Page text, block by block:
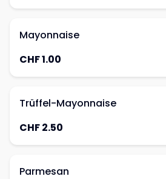
Mayonnaise
CHF 1.00
Trüffel-Mayonnaise
CHF 2.50
Parmesan